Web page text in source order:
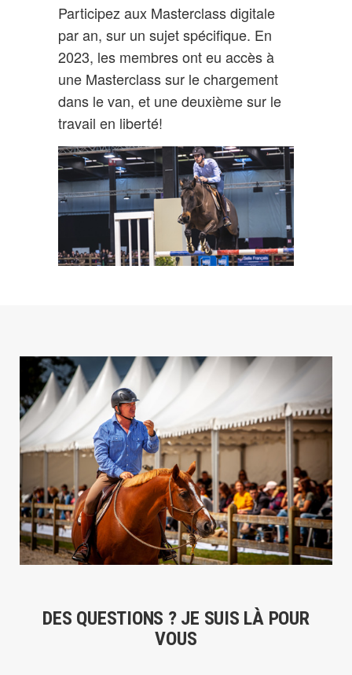
Participez aux Masterclass digitale
par an, sur un sujet spécifique. En
2023, les membres ont eu accès à
une Masterclass sur le chargement
dans le van, et une deuxième sur le
travail en liberté!
DES QUESTIONS ? JE SUIS LÀ POUR
VOUS